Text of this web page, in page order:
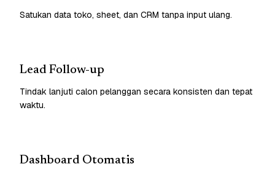
Satukan data toko, sheet, dan CRM tanpa input ulang.
Lead Follow-up
Tindak lanjuti calon pelanggan secara konsisten dan tepat
waktu.
Dashboard Otomatis